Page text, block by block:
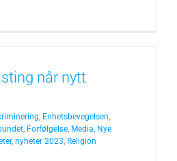
når nytt
, Enhetsbevegelsen,
, Forfølgelse, Media, Nye
, nyheter 2023, Religion